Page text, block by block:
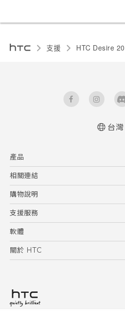
支援 ‎HTC Desire
User
台灣
產品
5G
智慧型手機
配件
相關連結
HTC Research
購物說明
購物須知
訂單管理
付款方式
支援服務
到府收送維修服務
服務中心資訊
客戶服務佈告欄
軟體
應用程式
HTC Sync Manager
關於 HTC
投資人